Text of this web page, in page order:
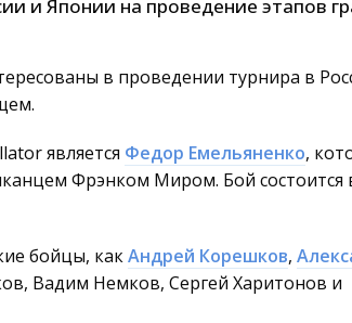
и Японии на проведение этапов
в проведении турнира в
является Федор Емельяненко,
Фрэнком Миром. Бой состоится
бойцы, какАндрей Корешков,
Вадим Немков, Сергей Харитонов и